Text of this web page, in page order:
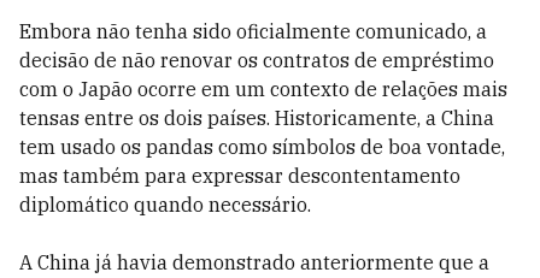
Embora não tenha sido oficialmente comunicado, a
decisão de não renovar os contratos de empréstimo
com o Japão ocorre em um contexto de relações mais
tensas entre os dois países. Historicamente, a China
tem usado os pandas como símbolos de boa vontade,
mas também para expressar descontentamento
diplomático quando necessário.
A China já havia demonstrado anteriormente que a